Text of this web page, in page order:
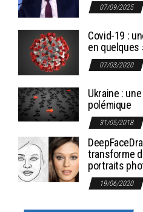
07/09/2025
Covid-19 :
en quelques
07/03/2020
Ukraine :
polémique
31/05/2018
transforme
portraits
19/06/2020